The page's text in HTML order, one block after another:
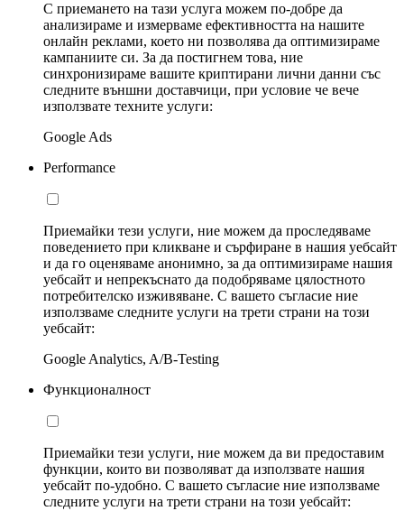
С приемането на тази услуга можем по-добре да
анализираме и измерваме ефективността на нашите
онлайн реклами, което ни позволява да оптимизираме
кампаниите си. За да постигнем това, ние
синхронизираме вашите криптирани лични данни със
следните външни доставчици, при условие че вече
използвате техните услуги:
Google Ads
Performance
Приемайки тези услуги, ние можем да проследяваме
поведението при кликване и сърфиране в нашия уебсайт
и да го оценяваме анонимно, за да оптимизираме нашия
уебсайт и непрекъснато да подобряваме цялостното
потребителско изживяване. С вашето съгласие ние
използваме следните услуги на трети страни на този
уебсайт:
Google Analytics, A/B-Testing
Функционалност
Приемайки тези услуги, ние можем да ви предоставим
функции, които ви позволяват да използвате нашия
уебсайт по-удобно. С вашето съгласие ние използваме
следните услуги на трети страни на този уебсайт: